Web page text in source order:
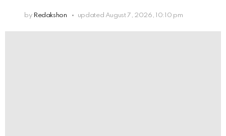
by Redakshon updated August 7, 2026, 10:10 pm